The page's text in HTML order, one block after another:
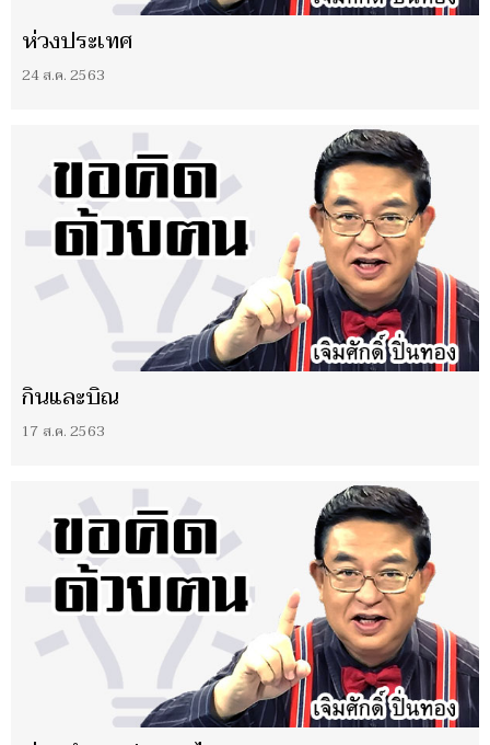
ห่วงประเทศ
24 ส.ค. 2563
กินและบิณ
17 ส.ค. 2563